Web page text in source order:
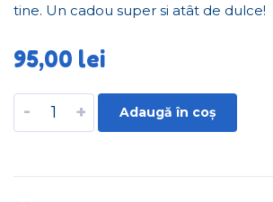
tine. Un cadou super si atât de dulce!
95,00 lei
- + Adaugă în coș